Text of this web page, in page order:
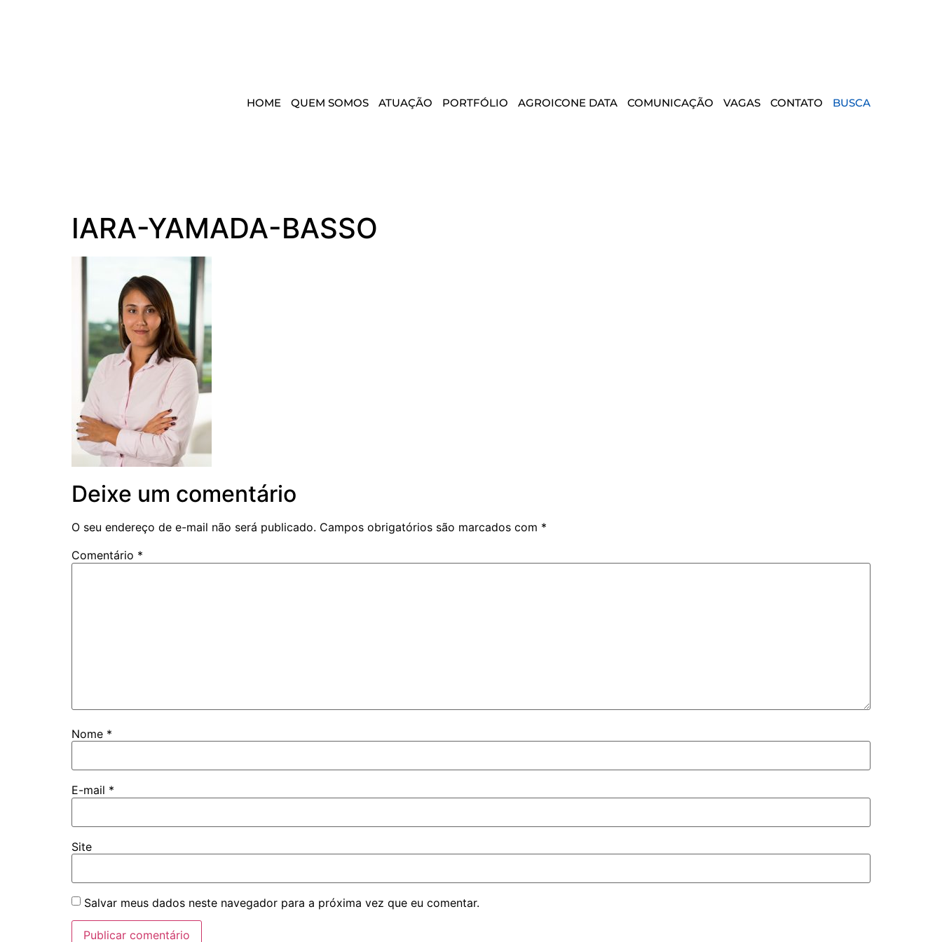
HOME QUEM SOMOS ATUAÇÃO PORTFÓLIO AGROICONE DATA COMUNICAÇÃO VAGAS CONTATO BUSCA
IARA-YAMADA-BASSO
Deixe um comentário
O seu endereço de e-mail não será publicado. Campos obrigatórios são marcados com *
Comentário *
Nome *
E-mail *
Site
Salvar meus dados neste navegador para a próxima vez que eu comentar.